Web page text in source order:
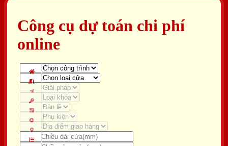
Công cụ dự toán chi phí
online